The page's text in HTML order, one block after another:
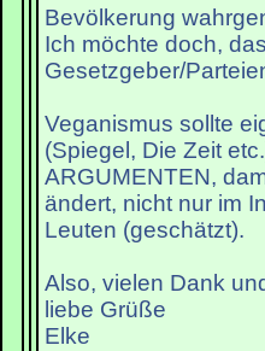
Bevölkerung
Ich möchte doch,
Gesetzgeber/
Veganismus sollte
(Spiegel, Die Zeit
ARGUMENTEN,
ändert, nicht nur im
Leuten (geschätzt).
Also, vielen Dank
liebe Grüße
Elke